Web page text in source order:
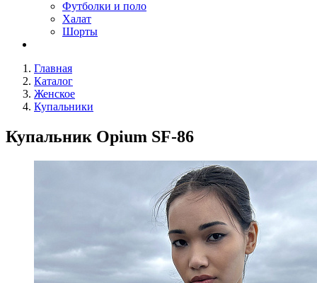
Футболки и поло
Халат
Шорты
Главная
Каталог
Женское
Купальники
Купальник Opium SF-86